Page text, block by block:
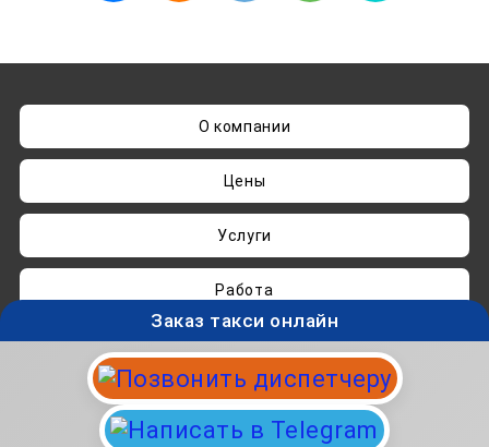
О компании
Цены
Услуги
Работа
Нашли ошибку? Пишите наadmin@taksisvo.ru
Такси для СВОих - taksisvo.ru © 05.2025-2026.
Вся информация на данном сайте носит
исключительно ознакомительный характер и не
Заказ такси онлайн